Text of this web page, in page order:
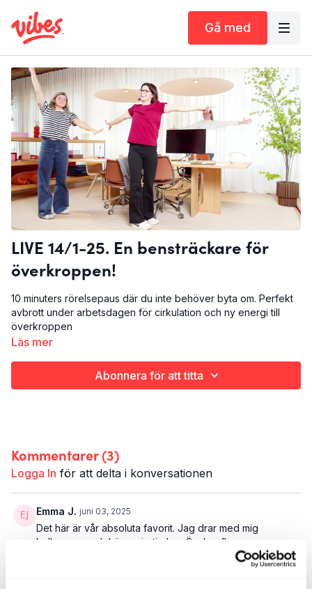
Gå med
LIVE 14/1-25. En bensträckare för
överkroppen!
10 minuters rörelsepaus där du inte behöver byta om. Perfekt
avbrott under arbetsdagen för cirkulation och ny energi till
överkroppen
Läs mer
Abonnera för att titta
Kommentarer (3)
Logga In för att delta i konversationen
Emma J. juni 03, 2025
Det här är vår absoluta favorit. Jag drar med mig
kollegorna och kör varje tisdag. Önskar fler pass av
den här typen - inte studsigt och ingen extra utrustning
förutom pinnen. Vi sitter vid datorn hela dagarna så det